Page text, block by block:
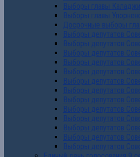
Выборы главы
Выборы главы
Досрочные выборы
Выборы депутатов
Выборы депутатов
Выборы депутатов
Выборы депутатов
Выборы депутатов
Выборы депутатов
Выборы депутатов
Выборы депутатов
Выборы депутатов
Выборы депутатов
Выборы депутатов
Выборы депутатов
Выборы депутатов